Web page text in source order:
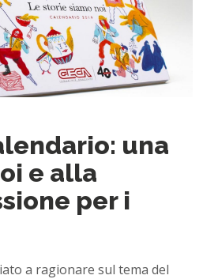
una
e alla
per i
a ragionare sul tema del